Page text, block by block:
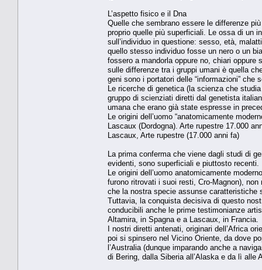
L’aspetto fisico e il Dna
Quelle che sembrano essere le differen­ze
proprio quelle più superficiali. Le ossa di un
sull’individuo in questione: sesso, età,
quello stesso individuo fosse un nero o un
fossero a mandorla oppure no, chiari
sulle differenze tra i gruppi umani è quella
geni sono i portatori delle “informazioni”
Le ricerche di genetica (la scienza che
gruppo di scienziati diretti dal genetista
umana che erano già state espresse in
Le origini dell’uomo “anatomicamente
Lascaux (Dordogna). Arte rupestre 17.000
Lascaux, Arte rupestre (17.000 anni fa)
La prima conferma che viene dagli studi di
evidenti, sono superficiali e piuttosto recenti.
Le origini dell’uomo anatomicamente
furono ritrovati i suoi resti, Cro-Magnon), non
che la nostra specie assunse
Tuttavia, la conquista decisiva di questo
conducibili anche le prime testimonianze
Altamira, in Spagna e a Lascaux, in Francia.
I nostri diretti antenati, originari dell’Africa
poi si spinsero nel Vicino Oriente, da dove
l’Australia (dunque imparando anche a
di Bering, dalla Siberia all’Alaska e da lì alle